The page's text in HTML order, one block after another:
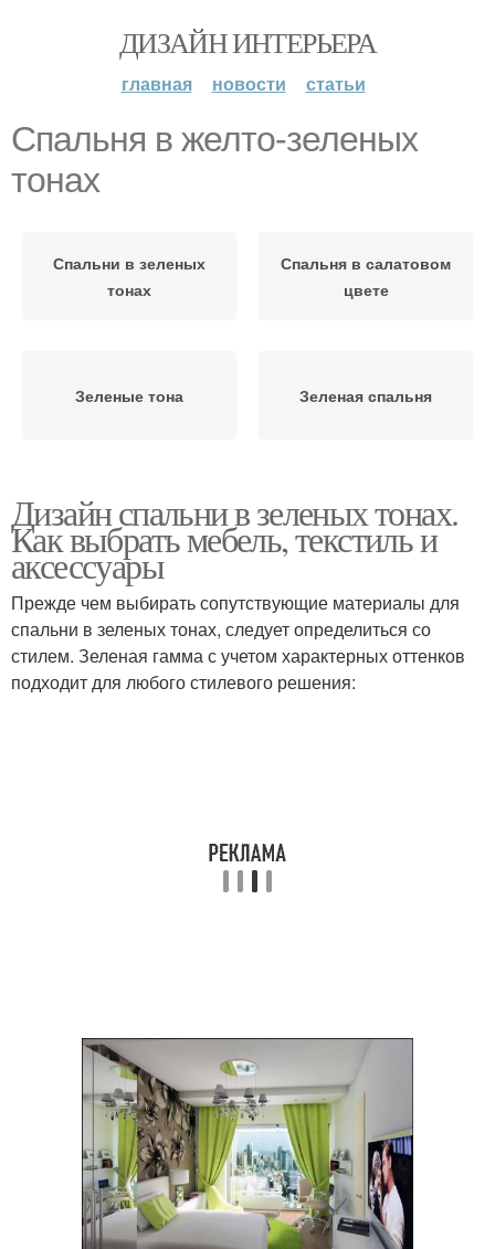
ДИЗАЙН ИНТЕРЬЕРА
главная новости статьи
Спальня в желто-зеленых
тонах
Спальни в зеленых
тонах
Спальня в салатовом
цвете
Зеленые тона Зеленая спальня
Дизайн спальни в зеленых тонах.
Как выбрать мебель, текстиль и
аксессуары
Прежде чем выбирать сопутствующие материалы для
спальни в зеленых тонах, следует определиться со
стилем. Зеленая гамма с учетом характерных оттенков
подходит для любого стилевого решения: